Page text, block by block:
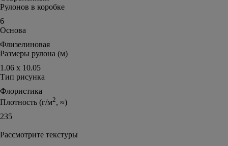
Рулонов в коробке
6
Основа
Флизелиновая
Размеры рулона (м)
1.06 х 10.05
Тип рисунка
Флористика
Плотность (г/м2, ≈)
235
Рассмотрите текстуры